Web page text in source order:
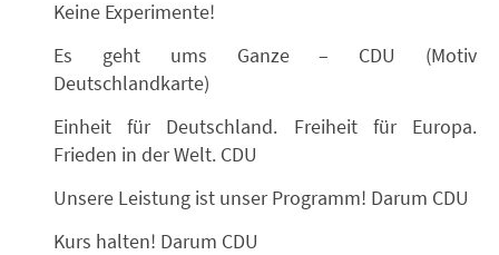
Keine Experimente!
Es geht ums Ganze – CDU (Motiv
Deutschlandkarte)
Einheit für Deutschland. Freiheit für Europa.
Frieden in der Welt. CDU
Unsere Leistung ist unser Programm! Darum CDU
Kurs halten! Darum CDU